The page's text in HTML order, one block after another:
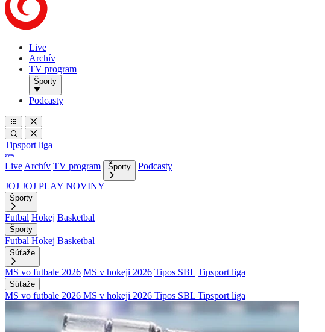
Live
Archív
TV program
Športy
Podcasty
Tipsport liga
Live Archív TV program Športy
Podcasty
JOJ JOJ PLAY NOVINY
Športy
Futbal Hokej Basketbal
Športy
Futbal Hokej Basketbal
Súťaže
MS vo futbale 2026 MS v hokeji 2026 Tipos SBL Tipsport liga
Súťaže
MS vo futbale 2026 MS v hokeji 2026 Tipos SBL Tipsport liga